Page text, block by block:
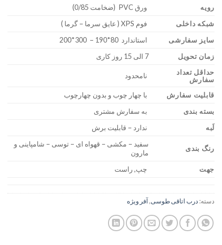
رویه
ورق PVC (ضخامت 0/85)
شبکه داخلی
فوم XPS ( عایق سرما – گرما )
سایز سفارشی
استاندارد 80*190 – 300*200
زمان تحویل
7 الی 15 روز کاری
حداقل تعداد
سفارش
نامحدود
قابلیت سفارش
با چهار چوب و بدون چهارچوب
بسته بندی
به سفارش مشتری
لَبه
ندارد – قابلیت برش
رنگ بندی
سفید – مکشی – قهواه ای – توسی – شامپاینی و
مارون
جهت
چپ, راست
دسته: درب اتاقی طوسی,آفر ویژه